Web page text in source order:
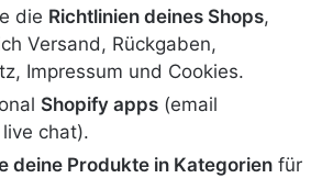
die Richtlinien deines Shops,
Versand, Rückgaben,
Impressum und Cookies.
Shopify apps (email
chat).
deine Produkte in Kategorien für